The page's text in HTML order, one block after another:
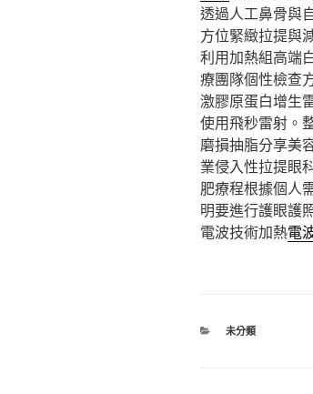
透過人工鼻骨與
方位緊緻拉提與
利用加熱組高端
療團隊個性檢查
激膠原蛋白增生
使用飛秒雷射。
磨損抽脂分享美
業侵入性拉提眼
肥療程根據個人
明要進行護眼護
電波技術加熱電
分
未分類